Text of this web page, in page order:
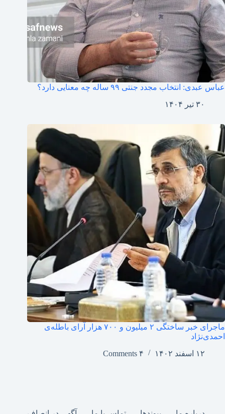
عباس عبدی: انتخاب مجدد جنتی ۹۹ ساله چه معنایی دارد؟
۳۰ تیر ۱۴۰۴
ماجرای خبر ساختگی ۲ میلیون و ۷۰۰ هزار آرای باطله‌ی
احمدی‌نژاد
۱۲ اسفند ۱۴۰۲
۴ Comments